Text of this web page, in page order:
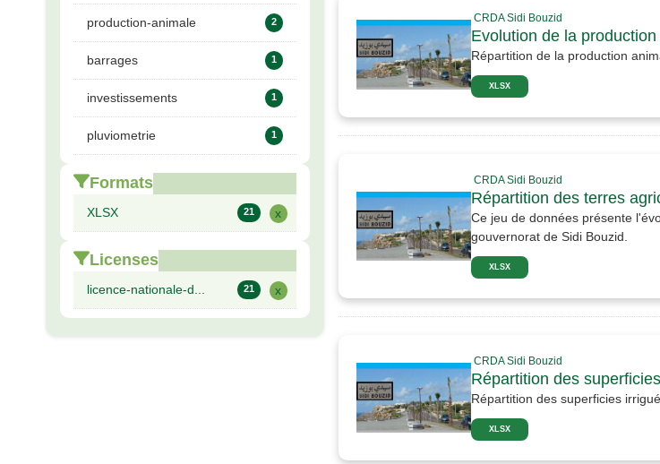
production-animale 2
barrages 1
investissements 1
pluviometrie 1
Formats
XLSX 21 x
Licenses
licence-nationale-d... 21 x
CRDA Sidi Bouzid
Evolution de la
Répartition de la production
XLSX
CRDA Sidi Bouzid
Répartition des terres
Ce jeu de données présente
gouvernorat de Sidi Bouzid.
XLSX
CRDA Sidi Bouzid
Répartition des
Répartition des superficies
XLSX